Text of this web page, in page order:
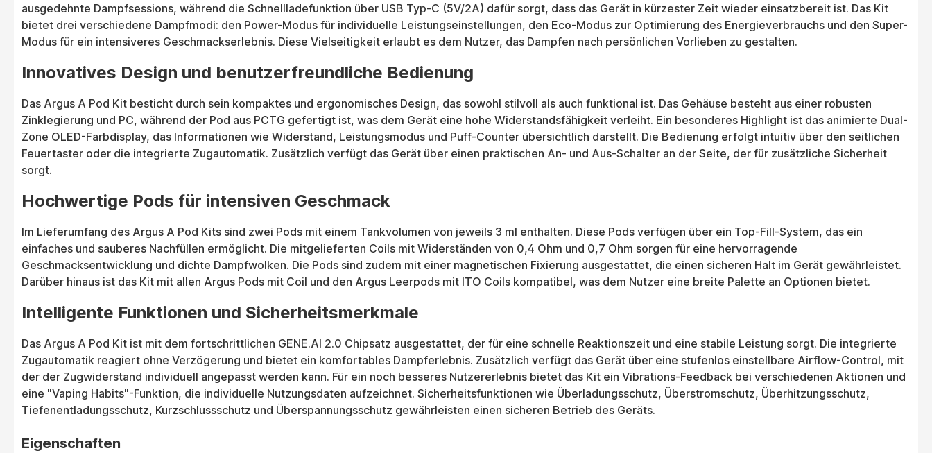
ausgedehnte Dampfsessions, während die Schnellladefunktion über USB Typ-C (5V/2A) dafür sorgt, dass das Gerät in kürzester Zeit wieder einsatzbereit ist. Das Kit
bietet drei verschiedene Dampfmodi: den Power-Modus für individuelle Leistungseinstellungen, den Eco-Modus zur Optimierung des Energieverbrauchs und den Super-
Modus für ein intensiveres Geschmackserlebnis. Diese Vielseitigkeit erlaubt es dem Nutzer, das Dampfen nach persönlichen Vorlieben zu gestalten.
Innovatives Design und benutzerfreundliche Bedienung
Das Argus A Pod Kit besticht durch sein kompaktes und ergonomisches Design, das sowohl stilvoll als auch funktional ist. Das Gehäuse besteht aus einer robusten
Zinklegierung und PC, während der Pod aus PCTG gefertigt ist, was dem Gerät eine hohe Widerstandsfähigkeit verleiht. Ein besonderes Highlight ist das animierte Dual-
Zone OLED-Farbdisplay, das Informationen wie Widerstand, Leistungsmodus und Puff-Counter übersichtlich darstellt. Die Bedienung erfolgt intuitiv über den seitlichen
Feuertaster oder die integrierte Zugautomatik. Zusätzlich verfügt das Gerät über einen praktischen An- und Aus-Schalter an der Seite, der für zusätzliche Sicherheit
sorgt.
Hochwertige Pods für intensiven Geschmack
Im Lieferumfang des Argus A Pod Kits sind zwei Pods mit einem Tankvolumen von jeweils 3 ml enthalten. Diese Pods verfügen über ein Top-Fill-System, das ein
einfaches und sauberes Nachfüllen ermöglicht. Die mitgelieferten Coils mit Widerständen von 0,4 Ohm und 0,7 Ohm sorgen für eine hervorragende
Geschmacksentwicklung und dichte Dampfwolken. Die Pods sind zudem mit einer magnetischen Fixierung ausgestattet, die einen sicheren Halt im Gerät gewährleistet.
Darüber hinaus ist das Kit mit allen Argus Pods mit Coil und den Argus Leerpods mit ITO Coils kompatibel, was dem Nutzer eine breite Palette an Optionen bietet.
Intelligente Funktionen und Sicherheitsmerkmale
Das Argus A Pod Kit ist mit dem fortschrittlichen GENE.AI 2.0 Chipsatz ausgestattet, der für eine schnelle Reaktionszeit und eine stabile Leistung sorgt. Die integrierte
Zugautomatik reagiert ohne Verzögerung und bietet ein komfortables Dampferlebnis. Zusätzlich verfügt das Gerät über eine stufenlos einstellbare Airflow-Control, mit
der der Zugwiderstand individuell angepasst werden kann. Für ein noch besseres Nutzererlebnis bietet das Kit ein Vibrations-Feedback bei verschiedenen Aktionen und
eine "Vaping Habits"-Funktion, die individuelle Nutzungsdaten aufzeichnet. Sicherheitsfunktionen wie Überladungsschutz, Überstromschutz, Überhitzungsschutz,
Tiefenentladungsschutz, Kurzschlussschutz und Überspannungsschutz gewährleisten einen sicheren Betrieb des Geräts.
Eigenschaften